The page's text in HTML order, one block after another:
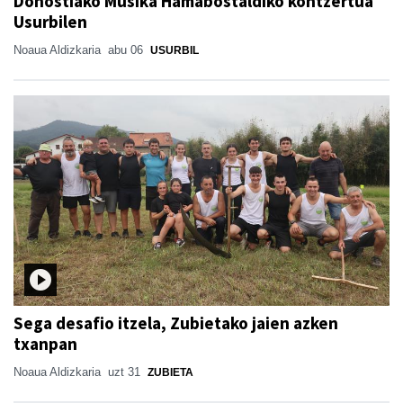
Usurbilen
Noaua Aldizkaria abu 06 USURBIL
Sega desafio itzela, Zubietako jaien azken
txanpan
Noaua Aldizkaria uzt 31 ZUBIETA